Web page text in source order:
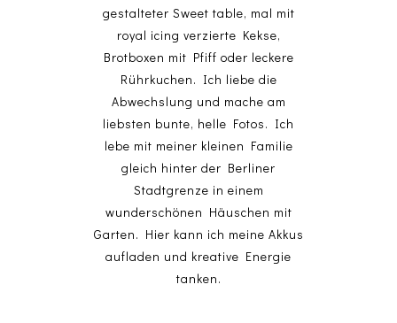
gestalteter Sweet table, mal mit
royal icing verzierte Kekse,
Brotboxen mit Pfiff oder leckere
Rührkuchen. Ich liebe die
Abwechslung und mache am
liebsten bunte, helle Fotos. Ich
lebe mit meiner kleinen Familie
gleich hinter der Berliner
Stadtgrenze in einem
wunderschönen Häuschen mit
Garten. Hier kann ich meine Akkus
aufladen und kreative Energie
tanken.